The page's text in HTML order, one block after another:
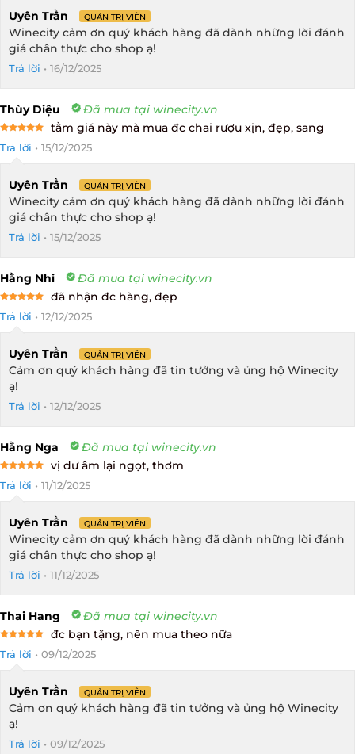
Uyên Trần QUẢN TRỊ VIÊN
Winecity cảm ơn quý khách hàng đã dành những lời đánh
giá chân thực cho shop ạ!
Trả lời • 16/12/2025
Thùy Diệu Đã mua tại winecity.vn
out of 5
tầm giá này mà mua đc chai rượu xịn, đẹp, sang
Trả lời • 15/12/2025
Uyên Trần QUẢN TRỊ VIÊN
Winecity cảm ơn quý khách hàng đã dành những lời đánh
giá chân thực cho shop ạ!
Trả lời • 15/12/2025
Hằng Nhi Đã mua tại winecity.vn
out of 5
đã nhận đc hàng, đẹp
Trả lời • 12/12/2025
Uyên Trần QUẢN TRỊ VIÊN
Cảm ơn quý khách hàng đã tin tưởng và ủng hộ Winecity
ạ!
Trả lời • 12/12/2025
Hằng Nga Đã mua tại winecity.vn
out of 5
vị dư âm lại ngọt, thơm
Trả lời • 11/12/2025
Uyên Trần QUẢN TRỊ VIÊN
Winecity cảm ơn quý khách hàng đã dành những lời đánh
giá chân thực cho shop ạ!
Trả lời • 11/12/2025
Thai Hang Đã mua tại winecity.vn
out of 5
đc bạn tặng, nên mua theo nữa
Trả lời • 09/12/2025
Uyên Trần QUẢN TRỊ VIÊN
Cảm ơn quý khách hàng đã tin tưởng và ủng hộ Winecity
ạ!
Trả lời • 09/12/2025